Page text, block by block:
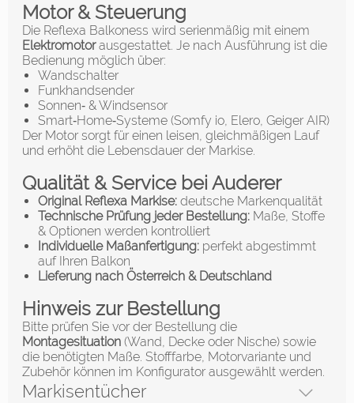
Motor & Steuerung
Die Reflexa Balkoness wird serienmäßig mit einem
Elektromotorausgestattet. Je nach Ausführung ist die
Bedienung möglich über:
Wandschalter
Funkhandsender
Sonnen‑ & Windsensor
Smart‑Home‑Systeme (Somfy io, Elero, Geiger AIR)
Der Motor sorgt für einen leisen, gleichmäßigen Lauf
und erhöht die Lebensdauer der Markise.
Qualität & Service bei Auderer
Original Reflexa Markise: deutsche Markenqualität
Technische Prüfung jeder Bestellung: Maße, Stoffe
& Optionen werden kontrolliert
Individuelle Maßanfertigung: perfekt abgestimmt
auf Ihren Balkon
Lieferung nach Österreich & Deutschland
Hinweis zur Bestellung
Bitte prüfen Sie vor der Bestellung die
Montagesituation (Wand, Decke oder Nische) sowie
die benötigten Maße. Stofffarbe, Motorvariante und
Zubehör können im Konfigurator ausgewählt werden.
Markisentücher